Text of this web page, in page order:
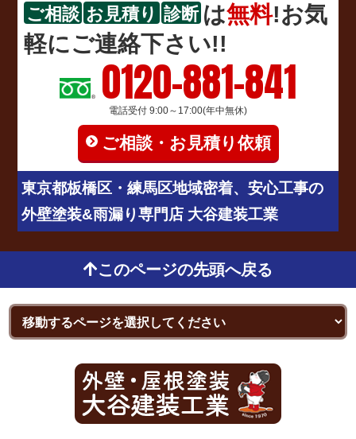
ご相談 お見積り 診断 は無料!お気
軽にご連絡下さい!!
0120-881-841
電話受付 9:00～17:00(年中無休)
ご相談・お見積り依頼
東京都板橋区・練馬区地域密着、安心工事の
外壁塗装&雨漏り専門店 大谷建装工業
このページの先頭へ戻る